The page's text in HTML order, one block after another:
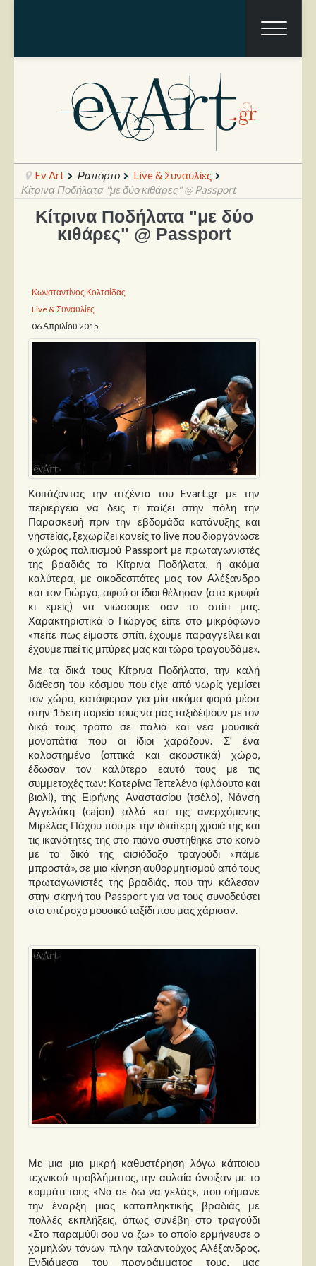
Ραπόρτο
Συνεντεύξεις
Δίσκοι
Σειρές
Ταινίες
Βιβλία
Video News
Καλλιτέχνες
Μουσικοί
Διάφοροι
Εκτός Συνόρων
Νέα
Στήλες
Polls
Small Talk
Blog
Ev Art Ραπόρτο
Live & Συναυλίες
Κίτρινα Ποδήλατα "με δύο κιθάρες" @ Passport
Κίτρινα Ποδήλατα "με δύο
κιθάρες" @ Passport
Κωνσταντίνος Κολτσίδας
Live & Συναυλίες
06 Απριλίου 2015
Κοιτάζοντας την ατζέντα του Evart.gr με την
περιέργεια να δεις τι παίζει στην πόλη την
Παρασκευή πριν την εβδομάδα κατάνυξης και
νηστείας, ξεχωρίζει κανείς το live που διοργάνωσε
ο χώρος πολιτισμού Passport με πρωταγωνιστές
της βραδιάς τα Κίτρινα Ποδήλατα, ή ακόμα
καλύτερα, με οικοδεσπότες μας τον Αλέξανδρο
και τον Γιώργο, αφού οι ίδιοι θέλησαν (στα κρυφά
κι εμείς) να νιώσουμε σαν το σπίτι μας.
Χαρακτηριστικά ο Γιώργος είπε στο μικρόφωνο
«πείτε πως είμαστε σπίτι, έχουμε παραγγείλει και
έχουμε πιεί τις μπύρες μας και τώρα τραγουδάμε».
Με τα δικά τους Κίτρινα Ποδήλατα, την καλή
διάθεση του κόσμου που είχε από νωρίς γεμίσει
τον χώρο, κατάφεραν για μία ακόμα φορά μέσα
στην 15ετή πορεία τους να μας ταξιδέψουν με τον
δικό τους τρόπο σε παλιά και νέα μουσικά
μονοπάτια που οι ίδιοι χαράζουν. Σ' ένα
καλοστημένο (οπτικά και ακουστικά) χώρο,
έδωσαν τον καλύτερο εαυτό τους με τις
συμμετοχές των: Κατερίνα Τεπελένα (φλάουτο και
βιολί), της Ειρήνης Αναστασίου (τσέλο), Νάνση
Αγγελάκη (cajon) αλλά και της ανερχόμενης
Μιρέλας Πάχου που με την ιδιαίτερη χροιά της και
τις ικανότητες της στο πιάνο συστήθηκε στο κοινό
με το δικό της αισιόδοξο τραγούδι «πάμε
μπροστά», σε μια κίνηση αυθορμητισμού από τους
πρωταγωνιστές της βραδιάς, που την κάλεσαν
στην σκηνή του Passport για να τους συνοδεύσει
στο υπέροχο μουσικό ταξίδι που μας χάρισαν.
Με μια μια μικρή καθυστέρηση λόγω κάποιου
τεχνικού προβλήματος, την αυλαία άνοιξαν με το
κομμάτι τους «Να σε δω να γελάς», που σήμανε
την έναρξη μιας καταπληκτικής βραδιάς με
πολλές εκπλήξεις, όπως συνέβη στο τραγούδι
«Στο παραμύθι σου να ζω» το οποίο ερμήνευσε ο
χαμηλών τόνων πλην ταλαντούχος Αλέξανδρος.
Ενδιάμεσα του προγράμματος τους, μας